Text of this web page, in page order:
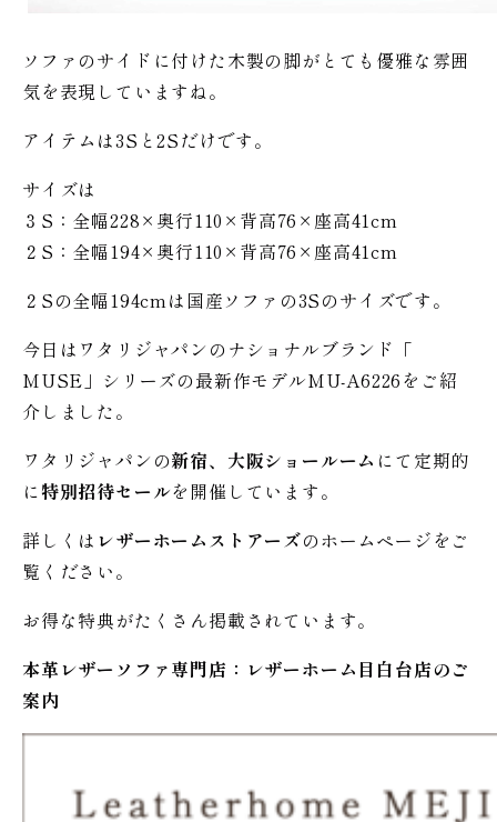
ソファのサイドに付けた木製の脚がとても優雅な雰囲
気を表現していますね。
アイテムは3Sと2Sだけです。
サイズは
３S：全幅228×奥行110×背高76×座高41cm
２S：全幅194×奥行110×背高76×座高41cm
２Sの全幅194cmは国産ソファの3Sのサイズです。
今日はワタリジャパンのナショナルブランド「
MUSE」シリーズの最新作モデルMU-A6226をご紹
介しました。
ワタリジャパンの新宿、大阪ショールーム にて定期的
に特別招待セールを開催しています。
詳しくは レザーホームストアーズのホームページをご
覧ください。
お得な特典がたくさん掲載されています。
本革レザーソファ専門店：レザーホーム 目白台店のご
案内